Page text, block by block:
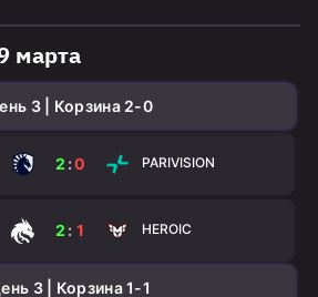
марта
3 | Корзина 2-0
2 :0 PARIVISION
2 : 1 HEROIC
3 | Корзина 1-1